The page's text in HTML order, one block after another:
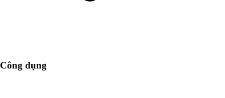
Công dụng